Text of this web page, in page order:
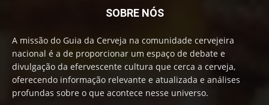
SOBRE NÓS
A missão do Guia da Cerveja na comunidade cervejeira
nacional é a de proporcionar um espaço de debate e
divulgação da efervescente cultura que cerca a cerveja,
oferecendo informação relevante e atualizada e análises
profundas sobre o que acontece nesse universo.